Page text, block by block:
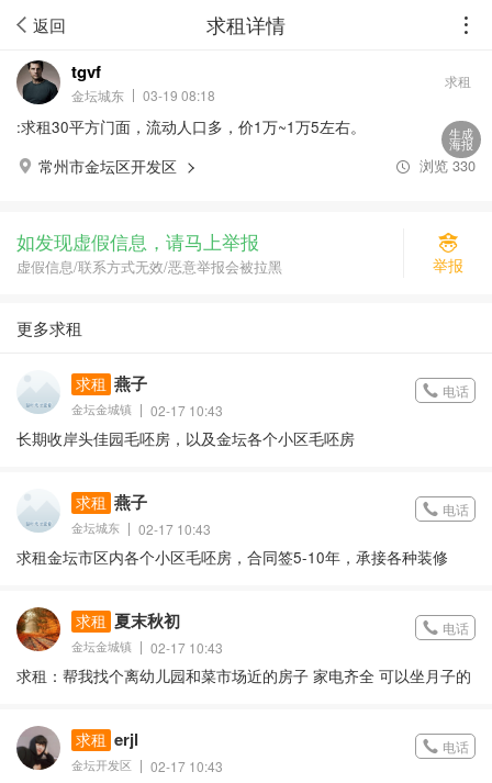
返回 求租详情
生成
海报
tgvf
金坛城东 03-19 08:18
求租
:求租30平方门面，流动人口多，价1万~1万5左右。
常州市金坛区开发区
浏览 330
如发现虚假信息，请马上举报
虚假信息/联系方式无效/恶意举报会被拉黑 举报
更多求租
求租 燕子
金坛金城镇 02-17 10:43
电话
长期收岸头佳园毛呸房，以及金坛各个小区毛呸房
求租 燕子
金坛城东 02-17 10:43
电话
求租金坛市区内各个小区毛呸房，合同签5-10年，承接各种装修
求租 夏末秋初
金坛金城镇 02-17 10:43
电话
求租：帮我找个离幼儿园和菜市场近的房子 家电齐全 可以坐月子的
求租 erjl
金坛开发区 02-17 10:43
电话